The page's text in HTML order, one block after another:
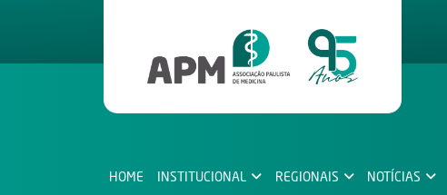
HOME INSTITUCIONAL REGIONAIS NOTÍCIAS